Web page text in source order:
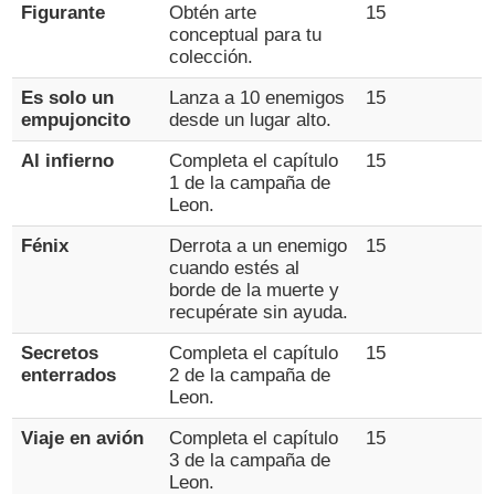
Figurante
Obtén arte
conceptual para tu
colección.
15
Es solo un
empujoncito
Lanza a 10 enemigos
desde un lugar alto.
15
Al infierno
Completa el capítulo
1 de la campaña de
Leon.
15
Fénix
Derrota a un enemigo
cuando estés al
borde de la muerte y
recupérate sin ayuda.
15
Secretos
enterrados
Completa el capítulo
2 de la campaña de
Leon.
15
Viaje en avión
Completa el capítulo
3 de la campaña de
Leon.
15